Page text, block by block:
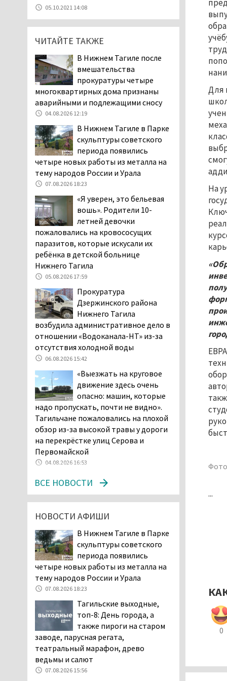
Для
На
...
0
Екатеринбург подвергся
атаке БПЛА, восемь из
них были сбиты, три
центра
07.08.2026 11:28
Тагильские спасатели
помогли заблудившемуся
в лесу мужчине найти
06.08.2026 16:28
Прокуратура
Дзержинского района
Нижнего Тагила
возбудила административное дело в
отсутствия холодной воды
06.08.2026 15:42
Двое детей пострадали
при сходе трамвая с
рельсов в Нижнем Тагиле
06.08.2026 14:25
Правительство РФ
разрешило производство
и продажу бензина класса
«Евро-2», в котором содержание
серы в 10 раз выше, чем в топливе
«Евро-5». Это опасно для здоровья и
повышает износ автомобиля
06.08.2026 13:53
В Детской городской
больнице № 3 Нижнего
Тагила опровергли
обвинения родителей, которые
заявили, что их дочь в палате
покусала бельевая вошь
06.08.2026 13:02
В Нижнем Тагиле на три
дня запретят
06.08.2026 11:41
«Я уверен, это бельевая
вошь». Родители 10-
летней девочки
пожаловались на кровососущих
паразитов, которые искусали их
ребёнка в детской больнице
Нижнего Тагила
05.08.2026 17:59
Директора уральского
предприятия по
производству дронов
«Упырь» подорвали в автомобиле
под Екатеринбургом
05.08.2026 17:05
Эксперты назвали
причины массового мора
05.10.2021 14:08
ЧИТАЙТЕ ТАКЖЕ
В Нижнем Тагиле после
вмешательства
прокуратуры четыре
многоквартирных дома признаны
аварийными и подлежащими сносу
04.08.2026 12:19
В Нижнем Тагиле в Парке
скульптуры советского
периода появились
четыре новых работы из металла на
тему народов России и Урала
07.08.2026 18:23
«Я уверен, это бельевая
вошь». Родители 10-
летней девочки
пожаловались на кровососущих
паразитов, которые искусали их
ребёнка в детской больнице
Нижнего Тагила
05.08.2026 17:59
Прокуратура
Дзержинского района
Нижнего Тагила
возбудила административное дело в
отношении «Водоканала-НТ» из-за
отсутствия холодной воды
06.08.2026 15:42
«Выезжать на круговое
движение здесь очень
опасно: машин, которые
надо пропускать, почти не видно».
Тагильчане пожаловались на плохой
обзор из-за высокой травы у дороги
на перекрёстке улиц Серова и
Первомайской
04.08.2026 16:53
ВСЕ НОВОСТИ
НОВОСТИ АФИШИ
В Нижнем Тагиле в Парке
скульптуры советского
периода появились
четыре новых работы из металла на
тему народов России и Урала
07.08.2026 18:23
Тагильские выходные,
топ-8: День города, а
также пироги на старом
заводе, парусная регата,
театральный марафон, древо
ведьмы и салют
07.08.2026 15:56